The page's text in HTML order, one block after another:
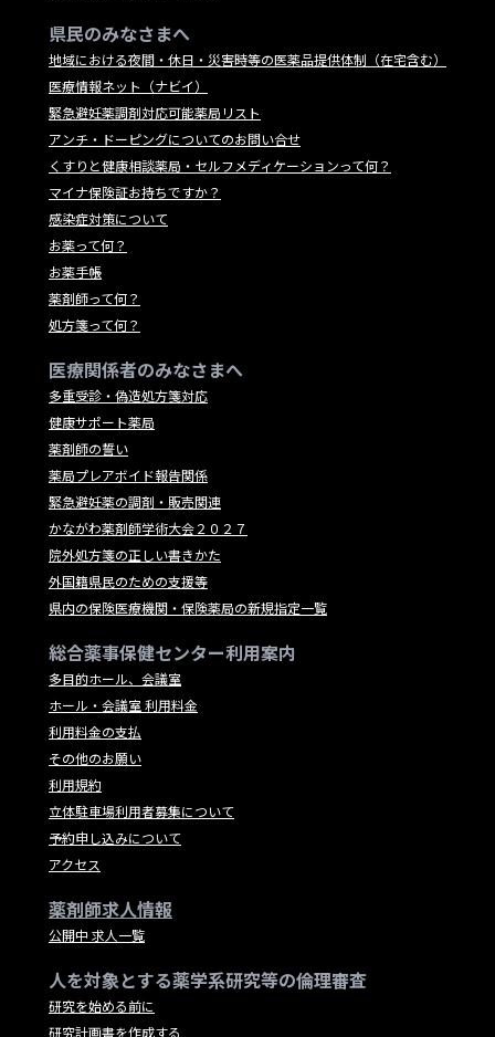
県民のみなさまへ
地域における夜間・休日・災害時等の医薬品提供体制（在宅含む）
医療情報ネット（ナビイ）
緊急避妊薬調剤対応可能薬局リスト
アンチ・ドーピングについてのお問い合せ
くすりと健康相談薬局・セルフメディケーションって何？
マイナ保険証お持ちですか？
感染症対策について
お薬って何？
お薬手帳
薬剤師って何？
処方箋って何？
医療関係者のみなさまへ
多重受診・偽造処方箋対応
健康サポート薬局
薬剤師の誓い
薬局プレアボイド報告関係
緊急避妊薬の調剤・販売関連
かながわ薬剤師学術大会２０２７
院外処方箋の正しい書きかた
外国籍県民のための支援等
県内の保険医療機関・保険薬局の新規指定一覧
総合薬事保健センター利用案内
多目的ホール、会議室
ホール・会議室 利用料金
利用料金の支払
その他のお願い
利用規約
立体駐車場利用者募集について
予約申し込みについて
アクセス
薬剤師求人情報
公開中 求人一覧
人を対象とする薬学系研究等の倫理審査
研究を始める前に
研究計画書を作成する